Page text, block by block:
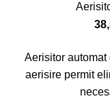
Aerisitor
aerisire permit